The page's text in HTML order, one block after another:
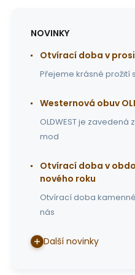
NOVINKY
Otvírací doba v
Přejeme krásné prožití
Westernová obuv
OLDWEST je
mod
Otvírací doba v
nového roku
Otvírací doba
nás
Další novinky